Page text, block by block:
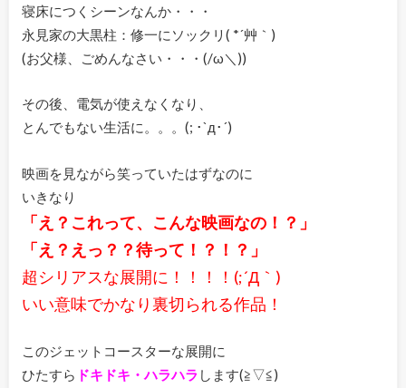
寝床につくシーンなんか・・・
永見家の大黒柱：修一にソックリ( *´艸｀)
(お父様、ごめんなさい・・・(/ω＼))
その後、電気が使えなくなり、
とんでもない生活に。。。(; ･`д･´)
映画を見ながら笑っていたはずなのに
いきなり
「え？これって、こんな映画なの！？」
「え？えっ？？待って！？！？」
超シリアスな展開に！！！！(;´Д｀)
いい意味でかなり裏切られる作品！
このジェットコースターな展開に
ひたすら ドキドキ・ハラハラ します(≧▽≦)